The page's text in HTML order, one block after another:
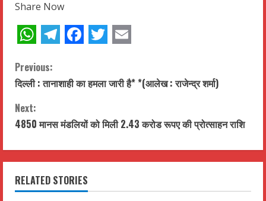
Share Now
C
o
n
t
i
n
Previous:
दिल्ली : तानाशाही का हमला जारी है* *(आलेख : राजेन्द्र शर्मा)
Next:
4850 मानस मंडलियों को मिली 2.43 करोड रूपए की प्रोत्साहन राशि
RELATED STORIES